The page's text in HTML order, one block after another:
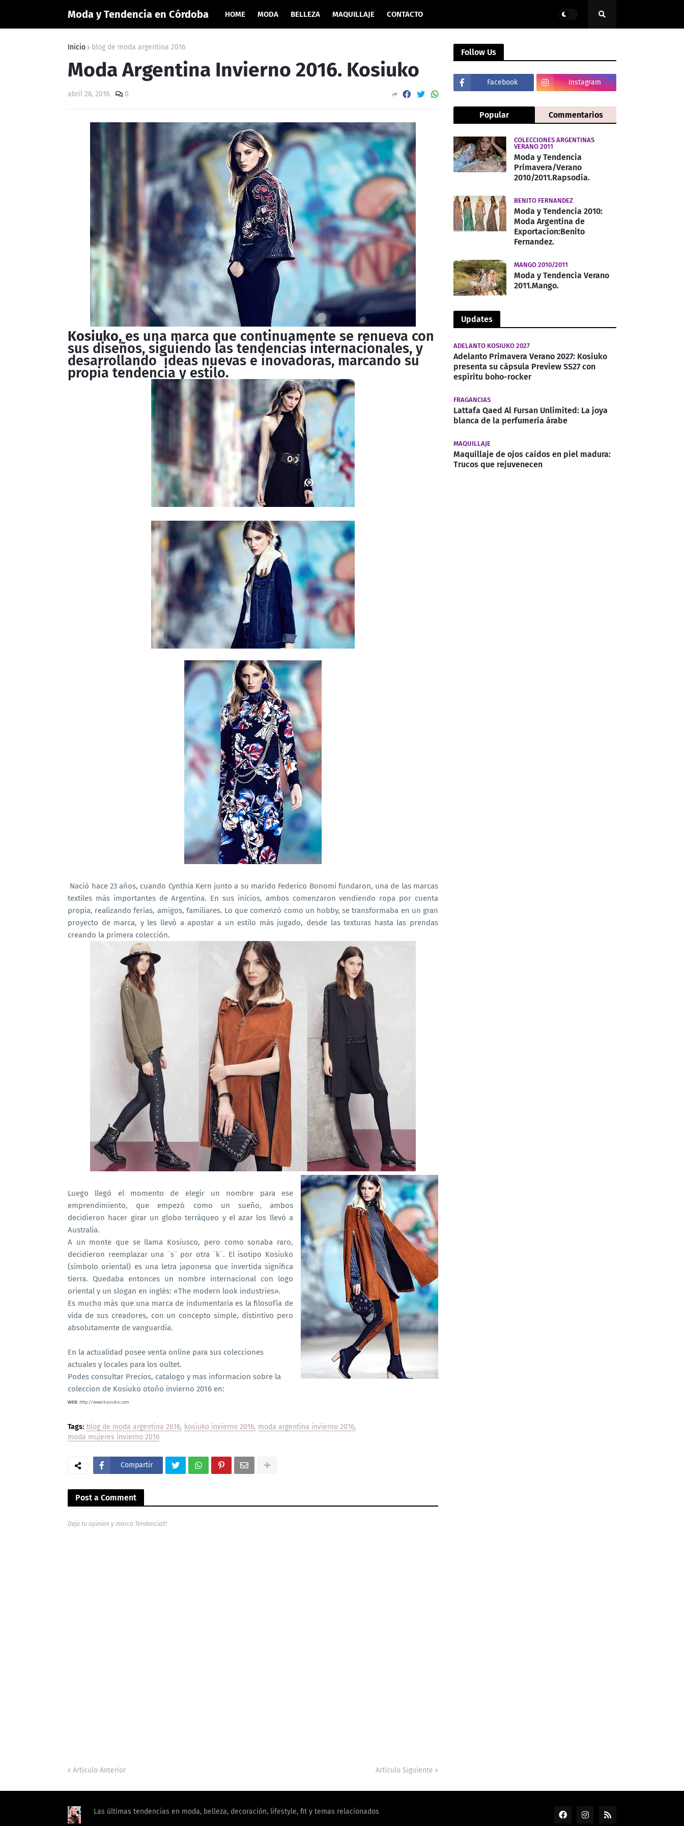
Moda y Tendencia en Córdoba HOME MODA BELLEZA MAQUILLAJE CONTACTO
Inicio blog de moda argentina 2016
Moda Argentina Invierno 2016. Kosiuko
abril 26, 2016 0
Kosiuko, es una marca que continuamente se renueva con
sus diseños, siguiendo las tendencias internacionales, y
desarrollando ideas nuevas e inovadoras, marcando su
propia tendencia y estilo.
Nació hace 23 años, cuando Cynthia Kern junto a su marido Federico Bonomi fundaron, una de las marcas
textiles más importantes de Argentina. En sus inicios, ambos comenzaron vendiendo ropa por cuenta
propia, realizando ferias, amigos, familiares. Lo que comenzó como un hobby, se transformaba en un gran
proyecto de marca, y les llevó a apostar a un estilo más jugado, desde las texturas hasta las prendas
creando la primera colección.
Luego llegó el momento de elegir un nombre para ese
emprendimiento, que empezó como un sueño, ambos
decidieron hacer girar un globo terráqueo y el azar los llevó a
Australia.
A un monte que se llama Kosiusco, pero como sonaba raro,
decidieron reemplazar una ¨s¨ por otra ¨k¨. El isotipo Kosiuko
(símbolo oriental) es una letra japonesa que invertida significa
tierra. Quedaba entonces un nombre internacional con logo
oriental y un slogan en inglés: «The modern look industries».
Es mucho más que una marca de indumentaria es la filosofía de
vida de sus creadores, con un concepto simple, distintivo pero
absolutamente de vanguardia.
En la actualidad posee venta online para sus colecciones
actuales y locales para los oultet.
Podes consultar Precios, catalogo y mas informacion sobre la
coleccion de Kosiuko otoño invierno 2016 en:
WEB: http://www.kosiuko.com
Tags: blog de moda argentina 2016 kosiuko invierno 2016 moda argentina invierno 2016
moda mujeres invierno 2016
Compartir
Post a Comment
Deja tu opinion y marca Tendencia!!!
Artículo Anterior Artículo Siguiente
Follow Us
Facebook Instagram
Popular Commentarios
COLECCIONES ARGENTINAS
VERANO 2011
Moda y Tendencia
Primavera/Verano
2010/2011.Rapsodia.
BENITO FERNANDEZ
Moda y Tendencia 2010:
Moda Argentina de
Exportacion:Benito
Fernandez.
MANGO 2010/2011
Moda y Tendencia Verano
2011.Mango.
Updates
ADELANTO KOSIUKO 2027
Adelanto Primavera Verano 2027: Kosiuko
presenta su cápsula Preview SS27 con
espíritu boho-rocker
FRAGANCIAS
Lattafa Qaed Al Fursan Unlimited: La joya
blanca de la perfumería árabe
MAQUILLAJE
Maquillaje de ojos caídos en piel madura:
Trucos que rejuvenecen
Las últimas tendencias en moda, belleza, decoración, lifestyle, fit y temas relacionados